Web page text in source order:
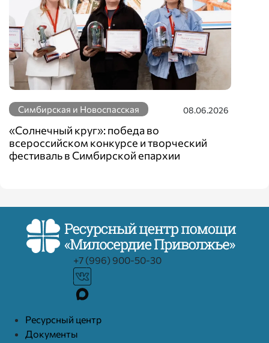
Симбирская и Новоспасская 08.06.2026
«Солнечный круг»: победа во
всероссийском конкурсе и творческий
фестиваль в Симбирской епархии
+7 (996) 900-50-30
Ресурcный центр
Документы